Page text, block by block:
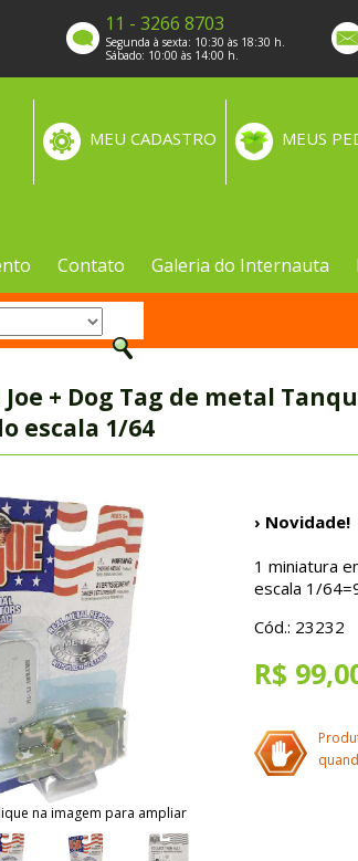
11 - 3266 8703
Segunda à sexta: 10:30 às 18:30 h.
Sábado: 10:00 às 14:00 h.
MEUS
MEU CADASTRO
Contato Galeria do Internauta
+ Dog Tag de metal
escala 1/64
na imagem para ampliar
› Novidade!
1 miniatura
escala 1/
Cód.: 23232
R$